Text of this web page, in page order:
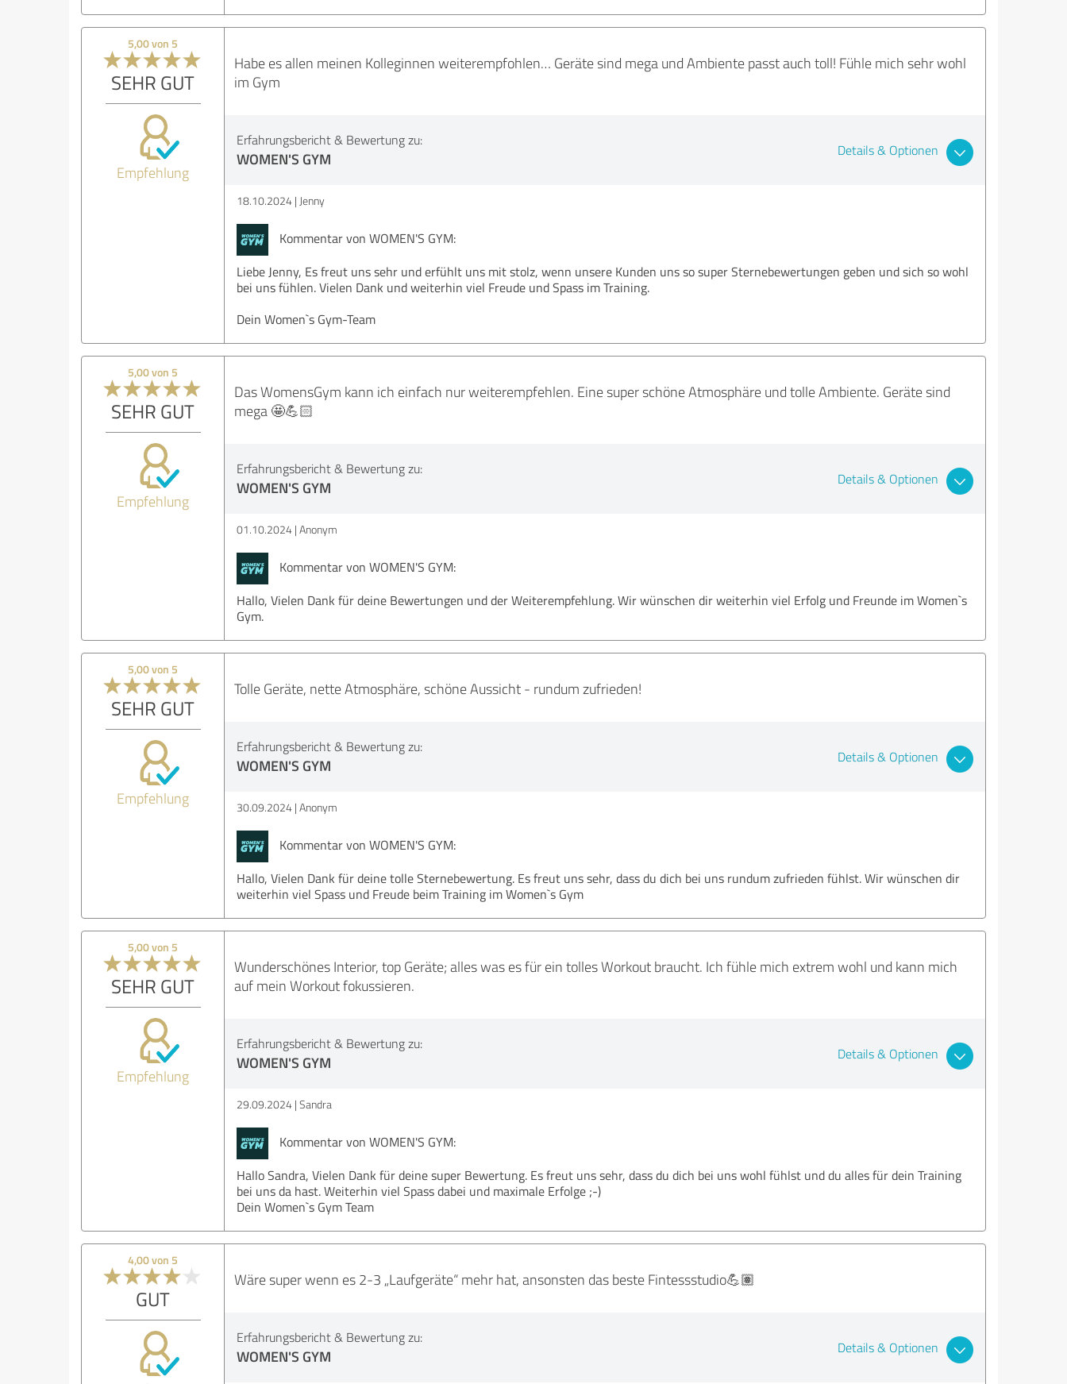
5,00 von 5
SEHR GUT
Empfehlung
Habe es allen meinen Kolleginnen weiterempfohlen… Geräte sind mega und Ambiente passt auch toll! Fühle mich sehr wohl
im Gym
Erfahrungsbericht & Bewertung zu:
WOMEN'S GYM Details & Optionen
18.10.2024 Jenny
Kommentar von WOMEN'S GYM:
Liebe Jenny, Es freut uns sehr und erfühlt uns mit stolz, wenn unsere Kunden uns so super Sternebewertungen geben und sich so wohl
bei uns fühlen. Vielen Dank und weiterhin viel Freude und Spass im Training.
Dein Women`s Gym-Team
5,00 von 5
SEHR GUT
Empfehlung
Das WomensGym kann ich einfach nur weiterempfehlen. Eine super schöne Atmosphäre und tolle Ambiente. Geräte sind
mega 🤩💪🏻
Erfahrungsbericht & Bewertung zu:
WOMEN'S GYM Details & Optionen
01.10.2024 Anonym
Kommentar von WOMEN'S GYM:
Hallo, Vielen Dank für deine Bewertungen und der Weiterempfehlung. Wir wünschen dir weiterhin viel Erfolg und Freunde im Women`s
Gym.
5,00 von 5
SEHR GUT
Empfehlung
Tolle Geräte, nette Atmosphäre, schöne Aussicht - rundum zufrieden!
Erfahrungsbericht & Bewertung zu:
WOMEN'S GYM Details & Optionen
30.09.2024 Anonym
Kommentar von WOMEN'S GYM:
Hallo, Vielen Dank für deine tolle Sternebewertung. Es freut uns sehr, dass du dich bei uns rundum zufrieden fühlst. Wir wünschen dir
weiterhin viel Spass und Freude beim Training im Women`s Gym
5,00 von 5
SEHR GUT
Empfehlung
Wunderschönes Interior, top Geräte; alles was es für ein tolles Workout braucht. Ich fühle mich extrem wohl und kann mich
auf mein Workout fokussieren.
Erfahrungsbericht & Bewertung zu:
WOMEN'S GYM Details & Optionen
29.09.2024 Sandra
Kommentar von WOMEN'S GYM:
Hallo Sandra, Vielen Dank für deine super Bewertung. Es freut uns sehr, dass du dich bei uns wohl fühlst und du alles für dein Training
bei uns da hast. Weiterhin viel Spass dabei und maximale Erfolge ;-)
Dein Women`s Gym Team
4,00 von 5
GUT
Wäre super wenn es 2-3 „Laufgeräte“ mehr hat, ansonsten das beste Fintessstudio💪🏽
Erfahrungsbericht & Bewertung zu:
WOMEN'S GYM Details & Optionen